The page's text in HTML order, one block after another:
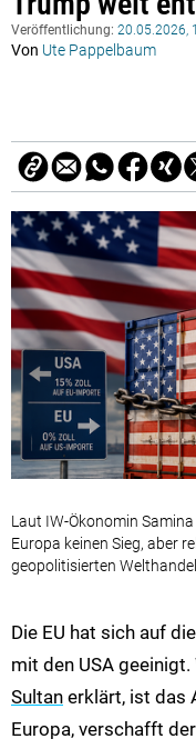
Veröffentlichung: 20.05.2026,
Von Ute Pappelbaum
Laut IW-Ökonomin
Europa keinen Sieg, aber
geopolitisierten Welthandel.
Die EU hat sich auf
mit den USA geeinigt.
Sultan erklärt, ist das
Europa, verschafft